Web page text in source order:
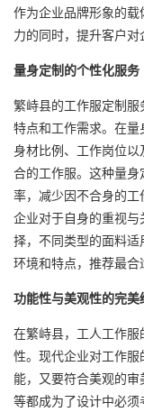
作为企业品牌形象的
力的同时，提升客户对
量身定制的个性化服务
繁峙县的工作服定制
特点和工作需求。在
身材比例、工作岗位
合的工作服。这种量
率，减少因不合身的
企业对于自身的重视
择，不同类型的面料
环境和特点，推荐最合
功能性与美观性的完美
在繁峙县，工人工作
性。现代企业对工作
能，又要符合美观的
等都成为了设计中必